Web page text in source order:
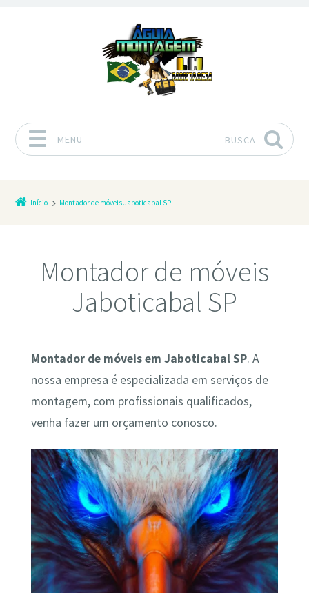
MENU BUSCA
Início Montador de móveis Jaboticabal SP
Montador de móveis
Jaboticabal SP
Montador de móveis em Jaboticabal SP. A
nossa empresa é especializada em serviços de
montagem, com profissionais qualificados,
venha fazer um orçamento conosco.